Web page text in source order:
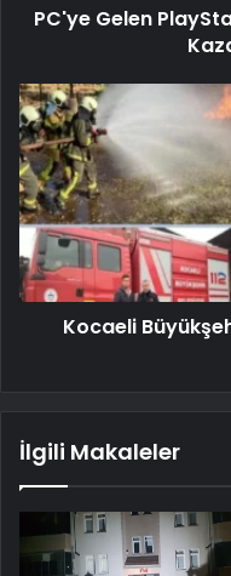
PC'ye Gelen
Kocaeli
İlgili Makaleler